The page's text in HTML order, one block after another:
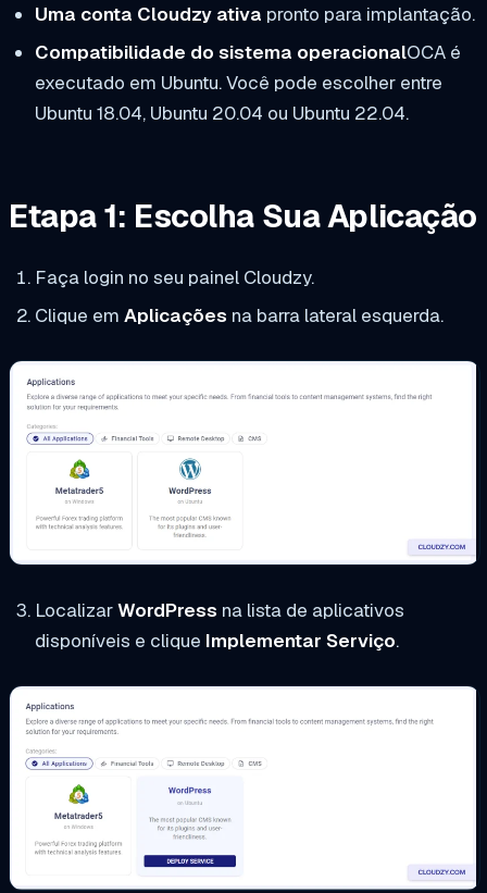
Uma conta Cloudzy ativa pronto para implantação.
Compatibilidade do sistema operacionalOCA é
executado em Ubuntu. Você pode escolher entre
Ubuntu 18.04, Ubuntu 20.04 ou Ubuntu 22.04.
Etapa 1: Escolha Sua Aplicação
Faça login no seu painel Cloudzy.
Clique em Aplicações na barra lateral esquerda.
LocalizarWordPress na lista de aplicativos
disponíveis e clique Implementar Serviço.